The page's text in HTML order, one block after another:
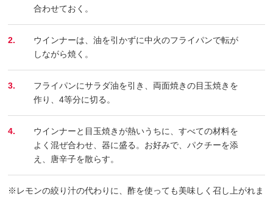
合わせておく。
2.
ウインナーは、油を引かずに中火のフライパンで転が
しながら焼く。
3.
フライパンにサラダ油を引き、両面焼きの目玉焼きを
作り、4等分に切る。
4.
ウインナーと目玉焼きが熱いうちに、すべての材料を
よく混ぜ合わせ、器に盛る。お好みで、パクチーを添
え、唐辛子を散らす。
※レモンの絞り汁の代わりに、酢を使っても美味しく召し上がれま